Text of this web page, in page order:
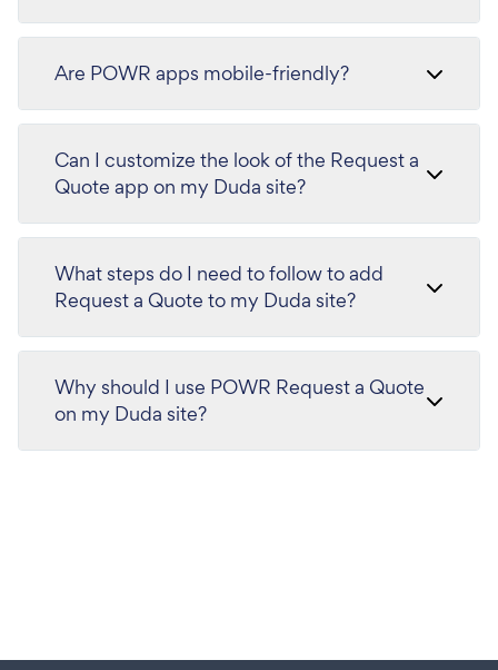
Are POWR apps mobile-friendly?
Can I customize the look of the Request a
Quote app on my Duda site?
What steps do I need to follow to add
Request a Quote to my Duda site?
Why should I use POWR Request a Quote
on my Duda site?